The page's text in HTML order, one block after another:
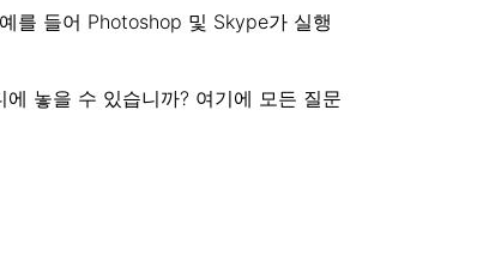
를 들어 Photoshop 및 Skype가 실행
놓을 수 있습니까? 여기에 모든 질문